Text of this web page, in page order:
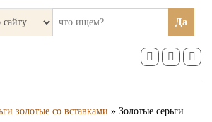
Да
золотые со вставками » Золотые серьги